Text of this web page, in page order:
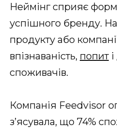
Неймінг сприяє
успішного бренду.
продукту або
впізнаваність, попиті
споживачів.
Компанія Feedvisor
з’ясувала, що 74%